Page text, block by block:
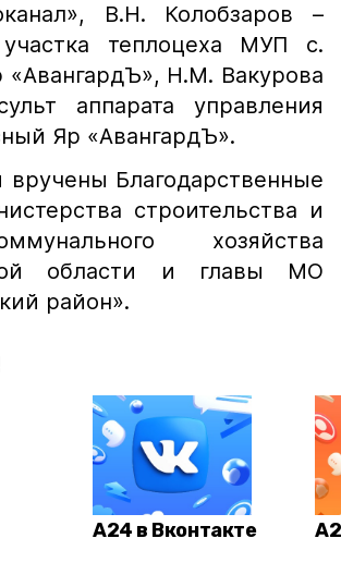
В.Н. Колобзаров –
участка теплоцеха МУП с.
Н.М. Вакурова
аппарата управления
Яр «АвангардЪ».
Благодарственные
строительства и
хозяйства
области и главы МО
район».
А24 в Вконтакте